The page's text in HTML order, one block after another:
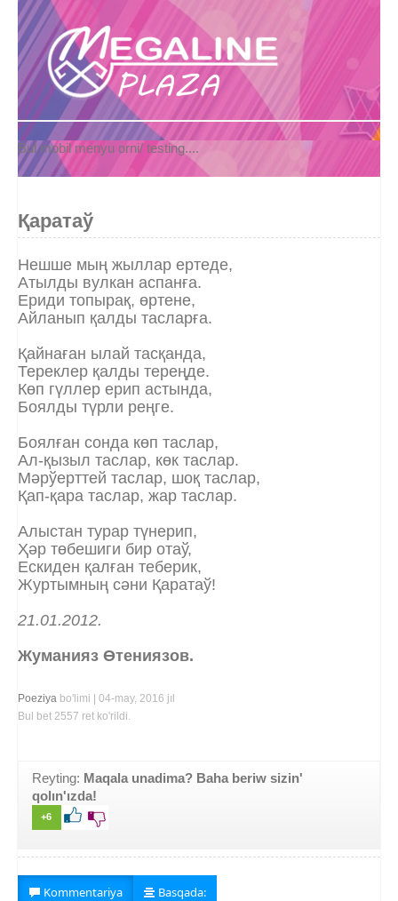
Bul mobil menyu orni/ testing....
Қаратаў
Нешше мың жыллар ертеде,
Атылды вулкан аспанға.
Ериди топырақ, өртене,
Айланып қалды тасларға.
Қайнаған ылай тасқанда,
Тереклер қалды тереңде.
Көп гүллер ерип астында,
Боялды түрли реңге.
Боялған сонда көп таслар,
Ал-қызыл таслар, көк таслар.
Мәрўерттей таслар, шоқ таслар,
Қап-қара таслар, жар таслар.
Алыстан турар түнерип,
Ҳәр төбешиги бир отаў,
Ескиден қалған теберик,
Журтымның сәни Қаратаў!
21.01.2012.
Жуманияз Өтениязов.
Poeziya bo'limi | 04-may, 2016 jıl
Bul bet 2557 ret ko'rildi.
Reyting: Maqala unadima? Baha beriw sizin'
qolın'ızda!
+6
Kommentariya Basqada: